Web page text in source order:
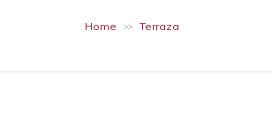
Home >> Terraza